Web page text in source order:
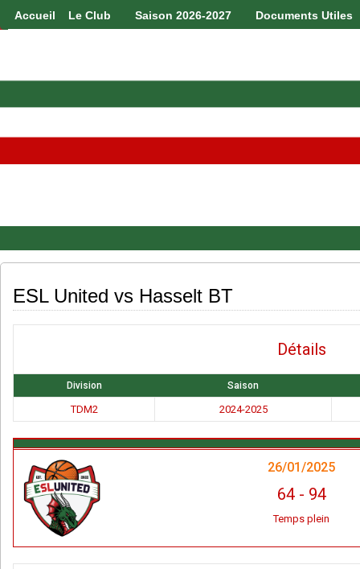
Accueil Le Club Saison 2026-2027 Documents Utiles
ESL United vs Hasselt BT
Détails
Division Saison
TDM2 2024-2025
26/01/2025
64- 94
Temps plein